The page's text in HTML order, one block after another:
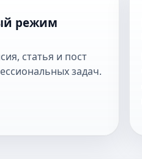
режим
статья и пост
задач.